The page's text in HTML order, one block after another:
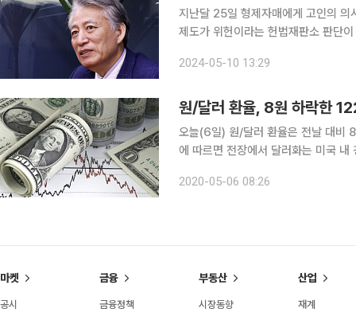
지난달 25일 형제자매에게 고인의 의
제도가 위헌이라는 헌법재판소 판단
상속분)을 정하고 있다. 피상속인이
2024-05-10 13:29
원/달러 환율, 8원 하락한
오늘(6일) 원/달러 환율은 전날 대비
에 따르면 전장에서 달러화는 미국
활동을 일부 재개할 예정인 가운데 국
2020-05-06 08:26
마켓
공시
금융
금융정책
부동산
시장동향
산업
재계